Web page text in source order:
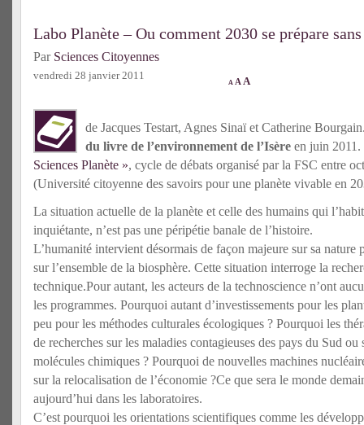
Labo Planète – Ou comment 2030 se prépare
Par Sciences Citoyennes
vendredi 28 janvier 2011
A A A
de Jacques Testart, Agnes Sinaï et Catherine
du livre de l’environnement de l’Isère en juin
Sciences Planète », cycle de débats organisé par la FSC entre
(Université citoyenne des savoirs pour une planète vivable en
La situation actuelle de la planète et celle des humains qui
inquiétante, n’est pas une péripétie banale de l’histoire.
L’humanité intervient désormais de façon majeure sur sa nature
sur l’ensemble de la biosphère. Cette situation interroge la
technique.Pour autant, les acteurs de la technoscience n’ont
les programmes. Pourquoi autant d’investissements pour les
peu pour les méthodes culturales écologiques ? Pourquoi les
de recherches sur les maladies contagieuses des pays du Sud
molécules chimiques ? Pourquoi de nouvelles machines
sur la relocalisation de l’économie ?Ce que sera le monde
aujourd’hui dans les laboratoires.
C’est pourquoi les orientations scientifiques comme les